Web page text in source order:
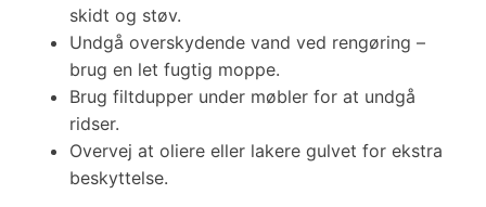
skidt og støv.
Undgå overskydende vand ved rengøring –
brug en let fugtig moppe.
Brug filtdupper under møbler for at undgå
ridser.
Overvej at oliere eller lakere gulvet for ekstra
beskyttelse.